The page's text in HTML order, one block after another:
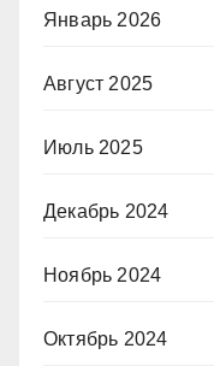
Январь 2026
Август 2025
Июль 2025
Декабрь 2024
Ноябрь 2024
Октябрь 2024